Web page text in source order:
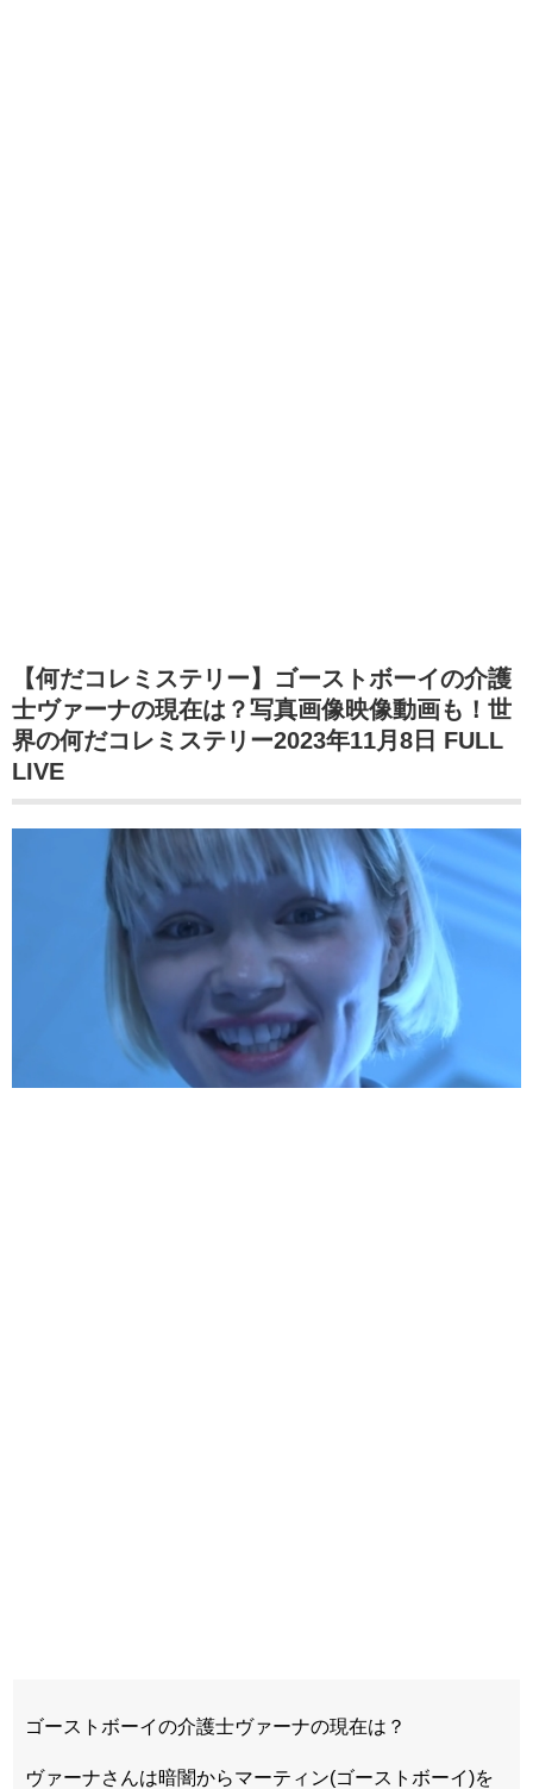
【何だコレミステリー】ゴーストボーイの介護
士ヴァーナの現在は？写真画像映像動画も！世
界の何だコレミステリー2023年11月8日 FULL
LIVE
ゴーストボーイの介護士ヴァーナの現在は？
ヴァーナさんは暗闇からマーティン(ゴーストボーイ)を